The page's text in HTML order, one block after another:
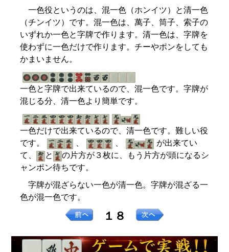
一色役というのは、混一色（ホンイツ）と清一色
（チンイツ）です。混一色は、萬子、筒子、索子の
いずれか一色と字牌で作ります。清一色は、字牌を
使わずに一色だけで作ります。チーやポンをしても
かまいません。
一色と字牌で出来ているので、混一色です。字牌が
混じる分、清一色より簡単です。
一色だけで出来ているので、清一色です。難しい役
です。
、 、
が出来てい
て、
と
の片方が３枚に、もう片方が頭になるシ
ャンポン待ちです。
字牌が混ざらない一色が清一色。字牌が混ざる一
色が混一色です。
１８